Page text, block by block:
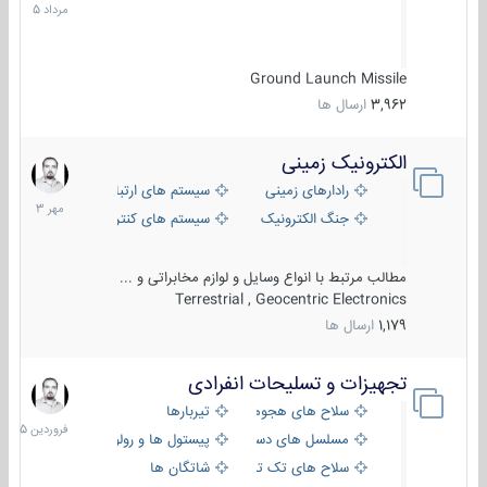
Ground Launch Missile
3,962 ارسال ها
1405
الکترونیک زمینی
رادارهای زمینی
سیستم های ارتباطی و جمع آوری
جنگ الکترونیک
سیستم های کنترل آتش و تجهیزات
مطالب مرتبط با انواع وسایل و لوازم مخابراتی و ...
Terrestrial , Geocentric Electronics
1,179 ارسال ها
1
مهر
1403
تجهیزات و تسلیحات انفرادی
سلاح های هجومی
تیربارها
مسلسل های دستی
پیستول ها و رولورها
سلاح های تک تیر اندازیشاتگان ها
17
فروردین
1405